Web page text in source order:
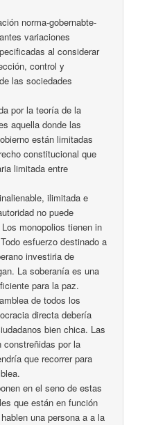
norma-gobernabte-
variaciones
al considerar
control y
las sociedades
por la teoría de la
aquella donde las
están limitadas
constitucional que
limitada entre
ilimitada e
no puede
monopolios tienen in
esfuerzo destinado a
investiria de
La soberanía es una
para la paz.
de todos los
directa debería
bien chica. Las
por la
que recorrer para
en el seno de estas
que están en función
una persona a a la